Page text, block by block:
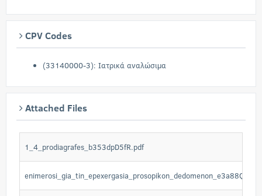
CPV Codes
(33140000-3): Ιατρικά αναλώσιμα
Attached Files
1_4_prodiagrafes_b353dpD5fR.pdf